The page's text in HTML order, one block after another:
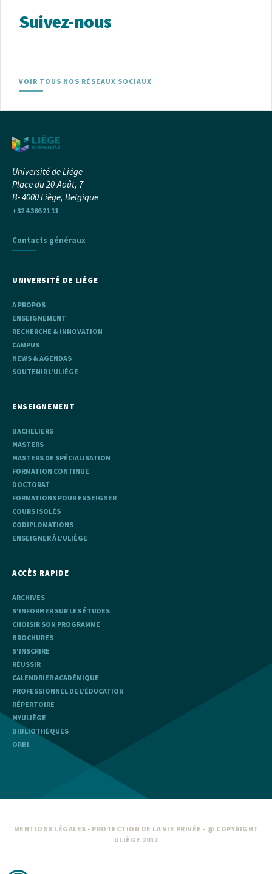
Suivez-nous
VOIR TOUS NOS RÉSEAUX SOCIAUX
Université de Liège
Place du 20-Août, 7
B- 4000 Liège, Belgique
+32 4 366 21 11
Contacts généraux
UNIVERSITÉ DE LIÈGE
A PROPOS
ENSEIGNEMENT
RECHERCHE & INNOVATION
CAMPUS
NEWS & AGENDAS
SOUTENIR L'ULIÈGE
ENSEIGNEMENT
BACHELIERS
MASTERS
MASTERS DE SPÉCIALISATION
FORMATION CONTINUE
DOCTORAT
FORMATIONS POUR ENSEIGNER
COURS ISOLÉS
CODIPLOMATIONS
ENSEIGNER À L'ULIÈGE
ACCÈS RAPIDE
ARCHIVES
S'INFORMER SUR LES ÉTUDES
CHOISIR SON PROGRAMME
BROCHURES
S'INSCRIRE
RÉUSSIR
CALENDRIER ACADÉMIQUE
PROFESSIONNEL DE L'ÉDUCATION
RÉPERTOIRE
MYULIÈGE
BIBLIOTHÈQUES
ORBI
MENTIONS LÉGALES - PROTECTION DE LA VIE PRIVÉE - @ COPYRIGHT
ULIÈGE 2017